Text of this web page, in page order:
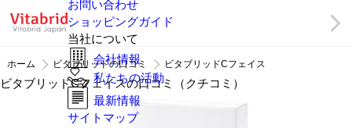
お問い合わせ
ショッピングガイド
当社について
会社情報
私たちの活動
最新情報
サイトマップ
ホーム ビタブリッドの口コミ ビタブリッドCフェイス
ビタブリッドCフェイスの口コミ（クチコミ）